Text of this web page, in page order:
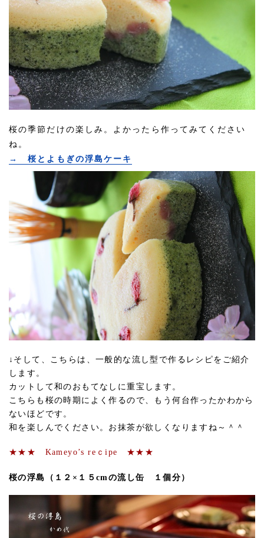
桜の季節だけの楽しみ。よかったら作ってみてください
ね。
→ 桜とよもぎの浮島ケーキ
↓そして、こちらは、一般的な流し型で作るレシピをご紹介
します。
カットして和のおもてなしに重宝します。
こちらも桜の時期によく作るので、もう何台作ったかわから
ないほどです。
和を楽しんでください。お抹茶が欲しくなりますね～＾＾
★★★ Kameyo’s reｃipe ★★★
桜の浮島（１２×１５cmの流し缶 １個分）